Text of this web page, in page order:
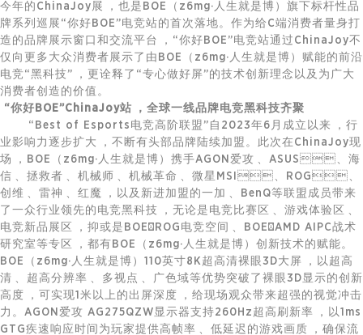
今年的ChinaJoy展，也是BOE（z6mg·人生就是博）旗下标杆性品
牌系列巡展“你好BOE”电竞站的首次落地。作为给C端消费者量身打
造的品牌展示窗口和交流平台，“你好BOE”电竞站通过ChinaJoy不
仅向更多大众消费者展示了由BOE（z6mg·人生就是博）赋能的前沿
电竞“黑科技”，更诠释了“专心做好屏”的技术创新理念以及为广大
消费者创造的价值。
“你好BOE”ChinaJoy站，全球一线品牌电竞黑科技齐聚
“Best of Esports电竞高阶联盟”自2023年6月成立以来，行
业影响力逐步扩大，不断有头部品牌陆续加盟。此次在ChinaJoy现
场，BOE（z6mg·人生就是博）携手AGON爱攻、ASUS、海
信、拯救者、机械师、机械革命、微星MSI、ROG、
创维、雷神、红魔，以及新进加盟的一加、BenQ等联盟成员带来
了一众行业领先的电竞黑科技，无论是电竞比赛区、游戏体验区、
电竞新品展区，抑或是BOE×ROG电竞空间、BOE×AMD AIPC战术
研究室等专区，都有BOE（z6mg·人生就是博）创新技术的赋能。
BOE（z6mg·人生就是博）110英寸8K超高清裸眼3D大屏，以超高
清、超高分辨率、多视点、广色域等优势突破了裸眼3D显示的创新
高度，可实现1米以上的出屏深度，给现场观众带来超强的视觉冲击
力。AGON爱攻 AG275QZW显示器支持260Hz超高刷新率，以1ms
GTG疾速响应时间为玩家提供高帧率、低延迟的游戏画质，确保流